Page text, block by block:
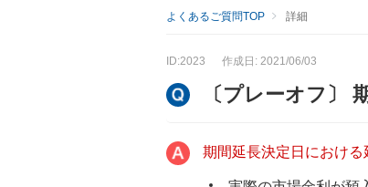
よくあるご質問TOP 詳細
ID:2023 作成日: 2021/06/03
〔プレーオフ〕
期間延長決定日におけ